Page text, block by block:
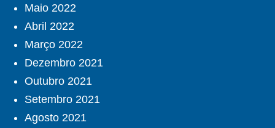
Maio 2022
Abril 2022
Março 2022
Dezembro 2021
Outubro 2021
Setembro 2021
Agosto 2021